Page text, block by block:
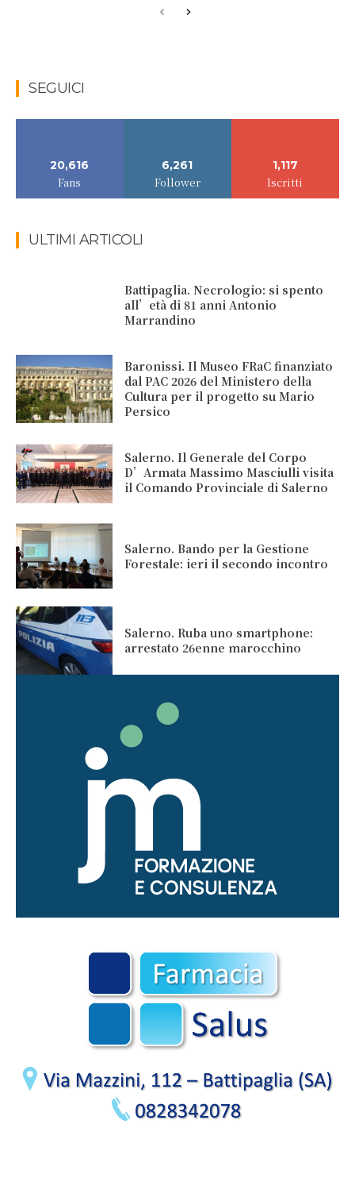
SEGUICI
20,616
Fans
6,261
Follower
1,117
Iscritti
ULTIMI ARTICOLI
Battipaglia. Necrologio: si spento
all’età di 81 anni Antonio
Marrandino
Baronissi. Il Museo FRaC finanziato
dal PAC 2026 del Ministero della
Cultura per il progetto su Mario
Persico
Salerno. Il Generale del Corpo
D’Armata Massimo Masciulli visita
il Comando Provinciale di Salerno
Salerno. Bando per la Gestione
Forestale: ieri il secondo incontro
Salerno. Ruba uno smartphone:
arrestato 26enne marocchino